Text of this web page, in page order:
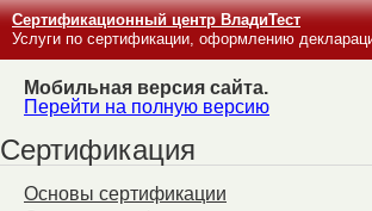
Сертификационный центр ВладиТест
Услуги по сертификации, оформлению
Мобильная версия сайта.
Перейти на полную версию
Сертификация
Основы сертификации